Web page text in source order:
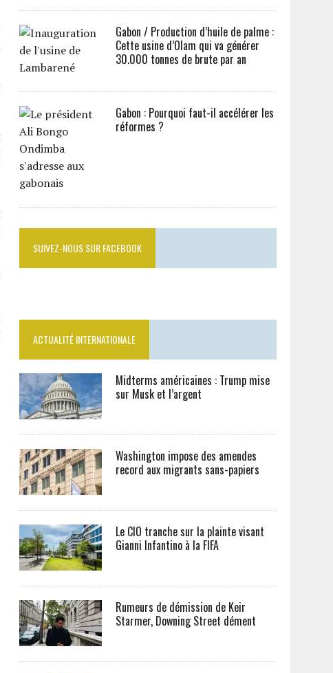
Gabon / Production d’huile de palme :
Cette usine d’Olam qui va générer
30.000 tonnes de brute par an
Gabon : Pourquoi faut-il accélérer les
réformes ?
SUIVEZ-NOUS SUR FACEBOOK
ACTUALITÉ INTERNATIONALE
Midterms américaines : Trump mise
sur Musk et l’argent
Washington impose des amendes
record aux migrants sans-papiers
Le CIO tranche sur la plainte visant
Gianni Infantino à la FIFA
Rumeurs de démission de Keir
Starmer, Downing Street dément